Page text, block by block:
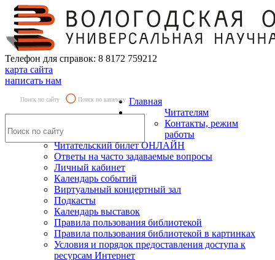
Телефон для справок: 8 8172 759212
карта сайта
написать нам
Поиск по сайту Поиск по каталогу Главная
Читателям
Контакты, режим
работы
Читательский билет ОНЛАЙН
Ответы на часто задаваемые вопросы
Личный кабинет
Календарь событий
Виртуальный концертный зал
Подкасты
Календарь выставок
Правила пользования библиотекой
Правила пользования библиотекой в картинках
Условия и порядок предоставления доступа к
ресурсам Интернет